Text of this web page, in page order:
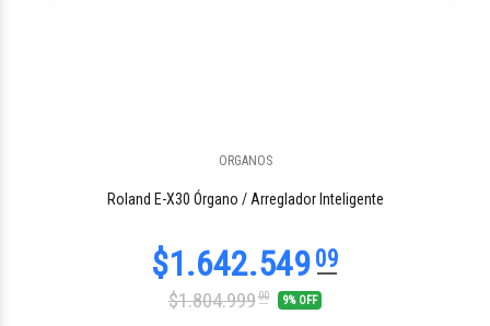
ORGANOS
Roland E-X30 Órgano / Arreglador Inteligente
$1.804.99900 9% OFF